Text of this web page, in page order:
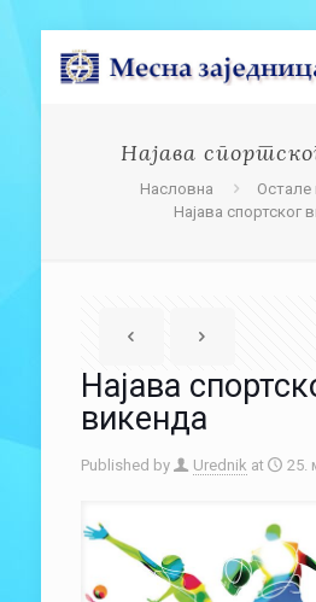
Најава
Насловна
Остале
Најава спортског
Најава
викенда
Published by Urednik at 25.